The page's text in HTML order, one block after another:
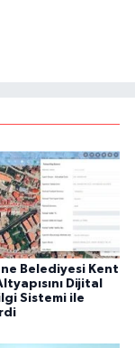
Belediyesi Kent
Dijital
Sistemi ile